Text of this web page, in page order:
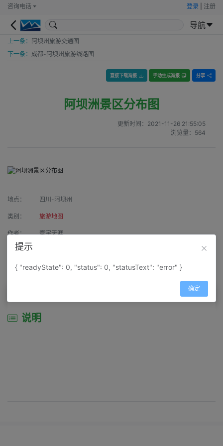
咨询电话 登录 注册
导航
上一条：
阿坝州旅游交通图
下一条： 成都-阿坝州旅游线路图
直接下载海报 手动生成海报 分享
阿坝洲景区分布图
更新时间： 2021-11-26 21:55:05
浏览量： 564
地点： 四川-阿坝州
类别： 旅游地图
作者： 寰宇天涯
来源：
属性： 地图属性： 地图类型-旅游资源分布图
说明
提示
{ "readyState": 0, "status": 0, "statusText": "error" }
确定